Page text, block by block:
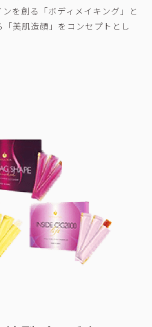
を創る「ボディメイキング」と
美肌造顔」をコンセプトとし